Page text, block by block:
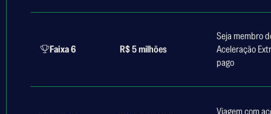
Faixa 6 R$ 5 milhões
Seja membro
Aceleração
pago
Viagem com